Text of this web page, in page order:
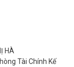
HÀ
Tài Chính Kế